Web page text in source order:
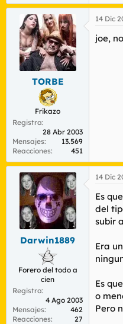
TORBE
Frikazo
Registro
28 Abr 2003
Mensajes
13.569
Reacciones
451
14 Dic
joe,
Darwin1889
Forero del todo a
cien
Registro
4 Ago 2003
Mensajes
462
Reacciones
27
14 Dic
Es
del
subir
Era
Es
o
Pero